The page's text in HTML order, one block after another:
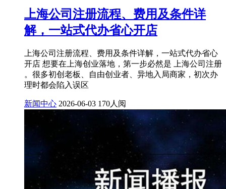
上海公司注册流程、费用及条件详
解，一站式代办省心开店
上海公司注册流程、费用及条件详解，一站式代办省心
开店 想要在上海创业落地，第一步必然是 上海公司注册
。很多初创老板、自由创业者、异地入局商家，初次办
理时都会陷入误区
新闻中心 2026-06-03 170人阅